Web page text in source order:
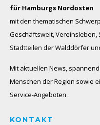
für Hamburgs Nordosten
mit den thematischen
Geschäftswelt, Vereinsleben,
Stadtteilen der Walddörfer
Mit aktuellen News,
Menschen der Region sowie
Service-Angeboten.
KONTAKT